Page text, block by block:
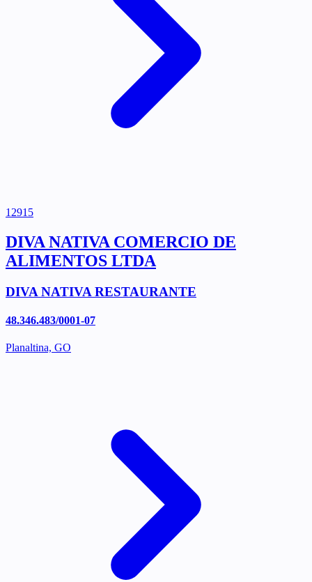
12915
DIVA NATIVA COMERCIO DE
ALIMENTOS LTDA
DIVA NATIVA RESTAURANTE
48.346.483/0001-07
Planaltina, GO